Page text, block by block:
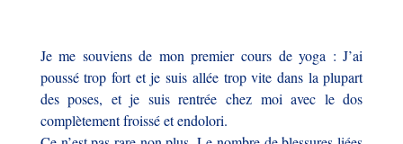
Je me souviens de mon premier cours de yoga : J’ai
poussé trop fort et je suis allée trop vite dans la plupart
des poses, et je suis rentrée chez moi avec le dos
complètement froissé et endolori.